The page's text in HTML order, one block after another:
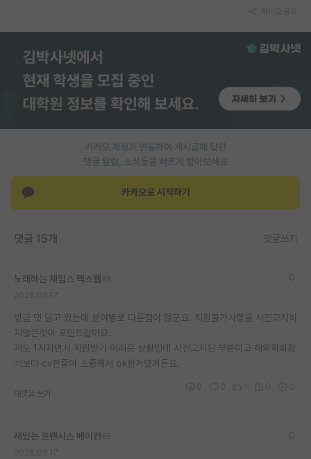
카카오 계정과 연동하여 게시글에 달린
댓글 알람, 소식등을 빠르게 받아보세요
카카오로 시작하기
댓글 15개 댓글쓰기
노래하는 제임스 맥스웰
방금 댓 달고 왔는데 분야별로 다른점이 많군요. 지원불가사항을 사전고지하
지않은것이 포인트같아요.
저도 1저자면서 지원받기 어려운 상황인데 사전고지된 부분이고 해외학회참
석보다 cv한줄이 소중해서 ok한거였거든요.
대댓글 쓰기
재밌는 프랜시스 베이컨